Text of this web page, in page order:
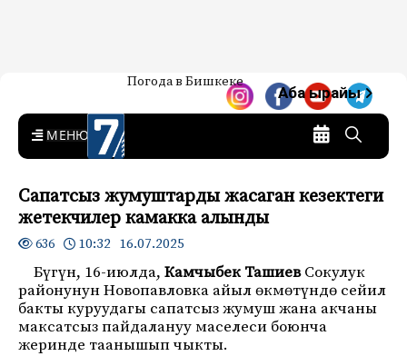
7-канал. Жаңылыктар —
Кыргызстан
Жаңылыктар — Кыргызстан
Погода в Бишкеке
Аба ырайы
MENU
Сапатсыз жумуштарды жасаган кезектеги
жетекчилер камакка алынды
636 10:32 16.07.2025
Бүгүн, 16-июлда, Камчыбек ТашиевСокулук
районунун Новопавловка айыл өкмөтүндө сейил
бакты куруудагы сапатсыз жумуш жана акчаны
максатсыз пайдалануу маселеси боюнча
жеринде таанышып чыкты.